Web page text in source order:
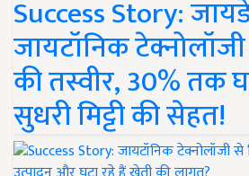
Success Story:
जायटॉनिक
की तस्वीर, 30% तक
सुधरी मिट्टी की सेहत!